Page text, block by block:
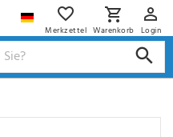
Merkzettel Warenkorb Login